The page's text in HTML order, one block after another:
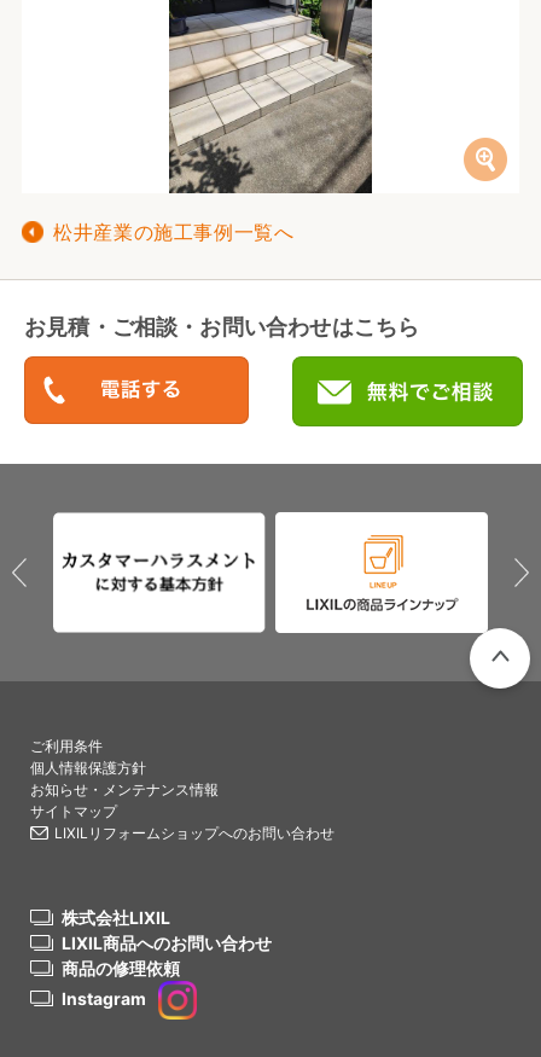
松井産業の施工事例一覧へ
お見積・ご相談・お問い合わせはこちら
ご利用条件
個人情報保護方針
お知らせ・メンテナンス情報
サイトマップ
LIXILリフォームショップへのお問い合わせ
株式会社LIXIL
LIXIL商品へのお問い合わせ
商品の修理依頼
Instagram